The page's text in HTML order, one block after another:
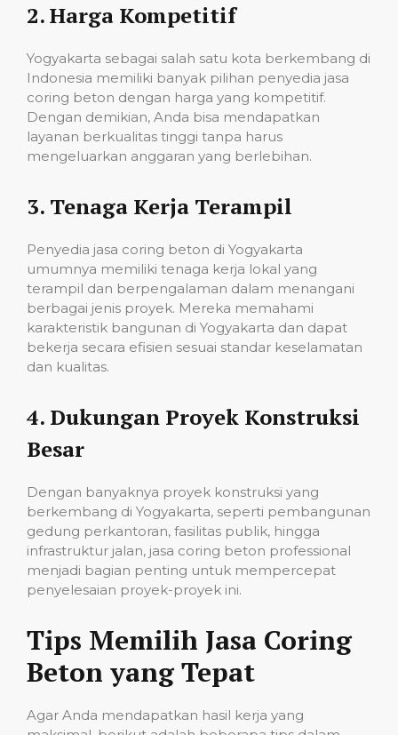
2.Harga Kompetitif
Yogyakarta sebagai salah satu kota berkembang di
Indonesia memiliki banyak pilihan penyedia jasa
coring beton dengan harga yang kompetitif.
Dengan demikian, Anda bisa mendapatkan
layanan berkualitas tinggi tanpa harus
mengeluarkan anggaran yang berlebihan.
3. Tenaga Kerja Terampil
Penyedia jasa coring beton di Yogyakarta
umumnya memiliki tenaga kerja lokal yang
terampil dan berpengalaman dalam menangani
berbagai jenis proyek. Mereka memahami
karakteristik bangunan di Yogyakarta dan dapat
bekerja secara efisien sesuai standar keselamatan
dan kualitas.
4. Dukungan Proyek Konstruksi
Besar
Dengan banyaknya proyek konstruksi yang
berkembang di Yogyakarta, seperti pembangunan
gedung perkantoran, fasilitas publik, hingga
infrastruktur jalan, jasa coring beton professional
menjadi bagian penting untuk mempercepat
penyelesaian proyek-proyek ini.
Tips Memilih Jasa Coring
Beton yang Tepat
Agar Anda mendapatkan hasil kerja yang